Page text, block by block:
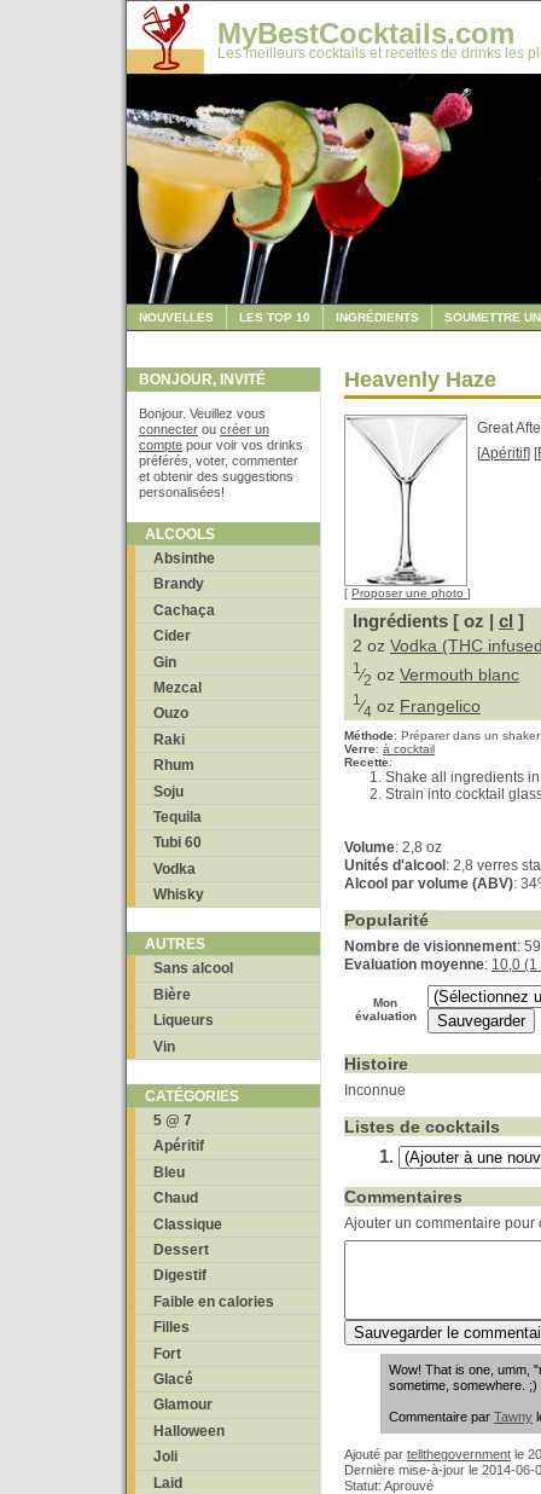
MyBestCocktails.com
Les meilleurs cocktails et recettes de drinks les
NOUVELLES LES TOP 10 INGRÉDIENTS SOUMETTRE
BONJOUR, INVITÉ
Bonjour. Veuillez vous
connecter ou créer un
compte pour voir vos drinks
préférés, voter, commenter
et obtenir des suggestions
personalisées!
ALCOOLS
Absinthe
Brandy
Cachaça
Cider
Gin
Mezcal
Ouzo
Raki
Rhum
Soju
Tequila
Tubi 60
Vodka
Whisky
AUTRES
Sans alcool
Bière
Liqueurs
Vin
CATÉGORIES
5 @ 7
Apéritif
Bleu
Chaud
Classique
Dessert
Digestif
Faible en calories
Filles
Fort
Glacé
Glamour
Halloween
Joli
Laid
Heavenly Haze
[ Proposer une photo ]
Great
[Apéritif] [
Ingrédients [ oz | cl ]
2 oz Vodka (THC
1 ⁄2 oz Vermouth blanc
1 ⁄4 oz Frangelico
Méthode: Préparer dans un shaker
Verre: à cocktail
Recette:
Shake all ingredients
Strain into cocktail
Volume: 2,8 oz
Unités d'alcool : 2,8 verres
Alcool par volume (ABV):
Popularité
Nombre de visionnement:
Evaluation moyenne: 10,0
Mon
évaluation
Histoire
Inconnue
Listes de cocktails
Commentaires
Ajouter un commentaire pour
Wow! That is one, umm,
sometime, somewhere. ;)
Commentaire par Tawny
Ajouté par tellthegovernment le
Dernière mise-à-jour le 2014-06-
Statut: Aprouvé